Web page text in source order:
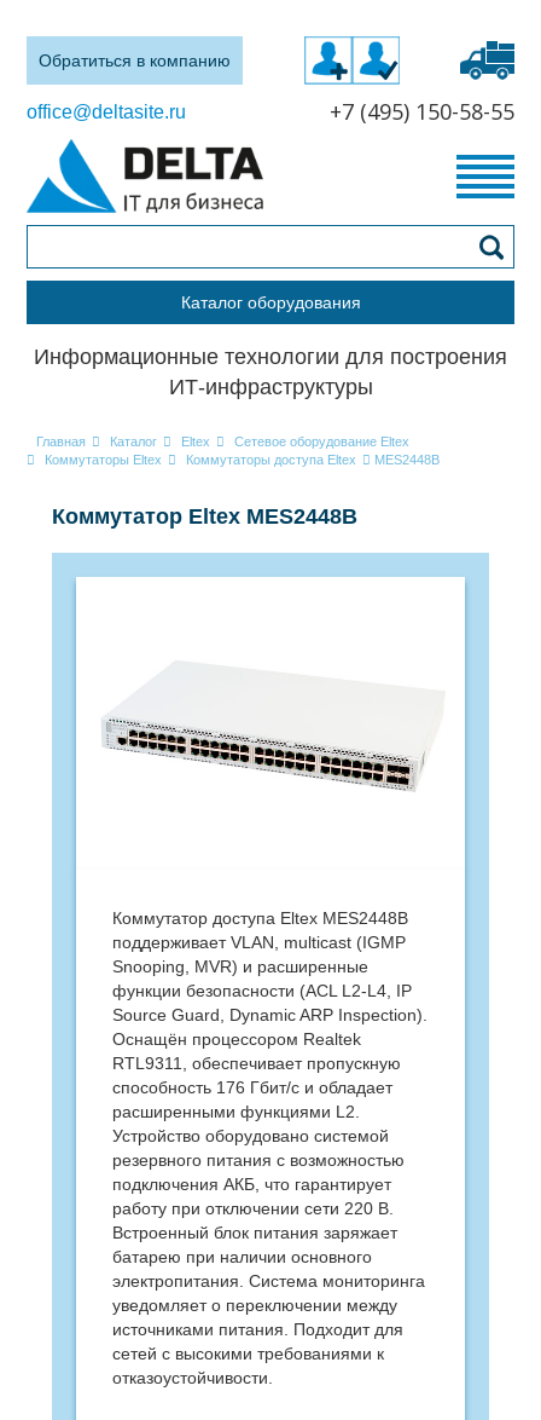
Обратиться в компанию
office@deltasite.ru +7 (495) 150-58-55
Каталог оборудования
Информационные технологии для построения
ИТ-инфраструктуры
Главная Каталог Eltex
Сетевое оборудование Eltex
Коммутаторы Eltex
Коммутаторы доступа Eltex MES2448B
Коммутатор Eltex MES2448B
Коммутатор доступа Eltex MES2448B
поддерживает VLAN, multicast (IGMP
Snooping, MVR) и расширенные
функции безопасности (ACL L2-L4, IP
Source Guard, Dynamic ARP Inspection).
Оснащён процессором Realtek
RTL9311, обеспечивает пропускную
способность 176 Гбит/с и обладает
расширенными функциями L2.
Устройство оборудовано системой
резервного питания с возможностью
подключения АКБ, что гарантирует
работу при отключении сети 220 В.
Встроенный блок питания заряжает
батарею при наличии основного
электропитания. Система мониторинга
уведомляет о переключении между
источниками питания. Подходит для
сетей с высокими требованиями к
отказоустойчивости.